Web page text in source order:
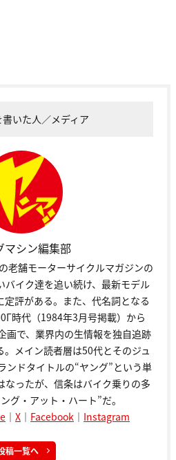
いた人／メディア
マシン編集部
老舗モーターサイクルマガジンの
バイク達を追い続け、最新モデル
定評がある。また、代名詞となる
時代（1984年3月号掲載）から
画で、業界内の生情報を独自追跡
。メイン読者層は50代とそのジュ
ンドタイトルの“ヤング”という単
なったが、信条はバイク乗りの多
グ・アット・ハート”だ。
｜ X ｜ Facebook ｜ Instagram
稿一覧へ